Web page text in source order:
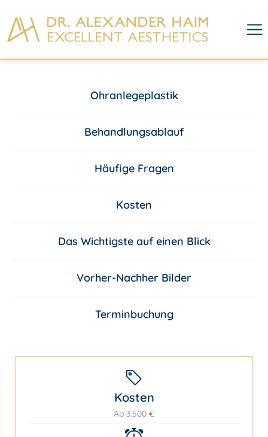
Ohranlegeplastik
Behandlungsablauf
Häufige Fragen
Kosten
Das Wichtigste auf einen Blick
Vorher-Nachher Bilder
Terminbuchung
Kosten
Ab 3.500 €